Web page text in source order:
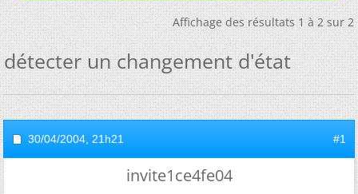
Affichage des résultats 1 à 2 sur 2
détecter un changement d'état
30/04/2004, 21h21 #1
invite1ce4fe04